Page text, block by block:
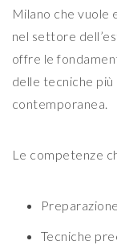
Milano che vuole
nel settore
offre le
delle tecniche
contemporanea.
Le competenze
Tecniche